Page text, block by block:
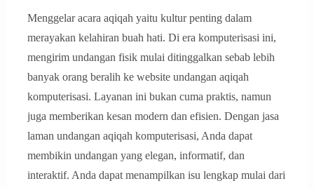
Menggelar acara aqiqah yaitu kultur penting dalam
merayakan kelahiran buah hati. Di era komputerisasi ini,
mengirim undangan fisik mulai ditinggalkan sebab lebih
banyak orang beralih ke website undangan aqiqah
komputerisasi. Layanan ini bukan cuma praktis, namun
juga memberikan kesan modern dan efisien. Dengan jasa
laman undangan aqiqah komputerisasi, Anda dapat
membikin undangan yang elegan, informatif, dan
interaktif. Anda dapat menampilkan isu lengkap mulai dari